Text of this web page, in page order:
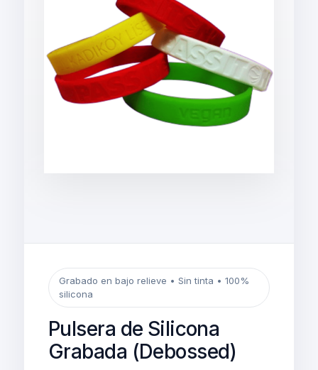
Grabado en bajo relieve • Sin tinta • 100%
silicona
Pulsera de Silicona
Grabada (Debossed)